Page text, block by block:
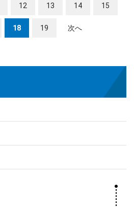
12 13 14 15
18 19 次へ